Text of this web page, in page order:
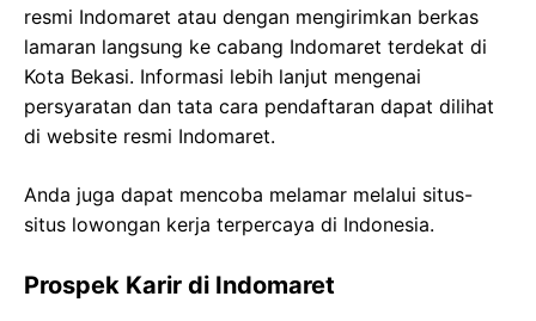
resmi Indomaret atau dengan mengirimkan berkas
lamaran langsung ke cabang Indomaret terdekat di
Kota Bekasi. Informasi lebih lanjut mengenai
persyaratan dan tata cara pendaftaran dapat dilihat
di website resmi Indomaret.
Anda juga dapat mencoba melamar melalui situs-
situs lowongan kerja terpercaya di Indonesia.
Prospek Karir di Indomaret